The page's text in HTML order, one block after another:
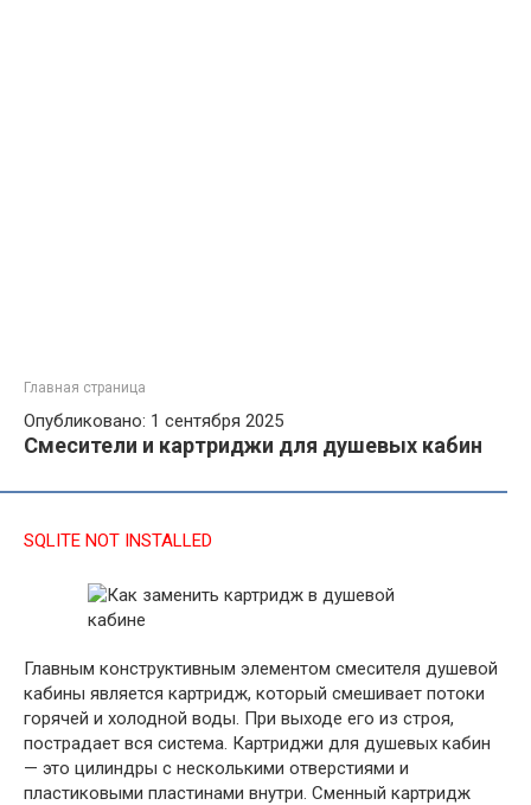
Главная страница
Опубликовано: 1 сентября 2025
Смесители и картриджи для душевых кабин
SQLITE NOT INSTALLED
Главным конструктивным элементом смесителя душевой
кабины является картридж, который смешивает потоки
горячей и холодной воды. При выходе его из строя,
пострадает вся система. Картриджи для душевых кабин
— это цилиндры с несколькими отверстиями и
пластиковыми пластинами внутри. Сменный картридж